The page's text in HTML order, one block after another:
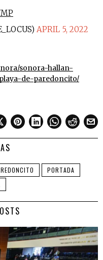
APRIL 5, 2022
sonora-hallan-
de-paredoncito/
PORTADA